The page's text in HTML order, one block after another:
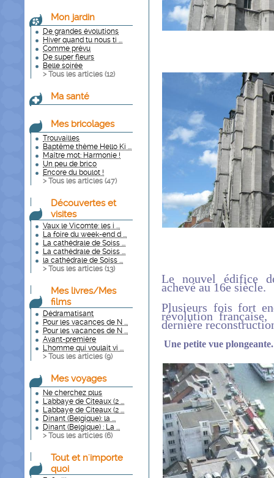
Mon jardin
De grandes évolutions
Hiver quand tu nous ti ...
Comme prévu
De super fleurs
Belle soirée
> Tous les articles (12)
Ma santé
Mes bricolages
Trouvailles
Baptême thème Hello Ki ...
Maître mot: Harmonie !
Un peu de brico
Encore du boulot !
> Tous les articles (47)
Découvertes et
visites
Vaux le Vicomte: les i ...
La foire du week-end d ...
La cathédrale de Soiss ...
La cathédrale de Soiss ...
la cathédrale de Soiss ...
> Tous les articles (13)
Mes livres/Mes
films
Dédramatisant
Pour les vacances de N ...
Pour les vacances de N ...
Avant-première
L'homme qui voulait vi ...
> Tous les articles (9)
Mes voyages
Ne cherchez plus
L'abbaye de Citeaux (2 ...
L'abbaye de Citeaux (2 ...
Dinant (Belgique): la ...
Dinant (Belgique) : La ...
> Tous les articles (6)
Tout et n'importe
quoi
Le nouvel édifice
achevé au 16e siècle.
Plusieurs fois fort
révolution
dernière
Une petite vue plongeante.